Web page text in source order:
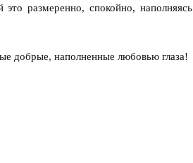
размеренно, спокойно, наполняясь
добрые, наполненные любовью глаза!